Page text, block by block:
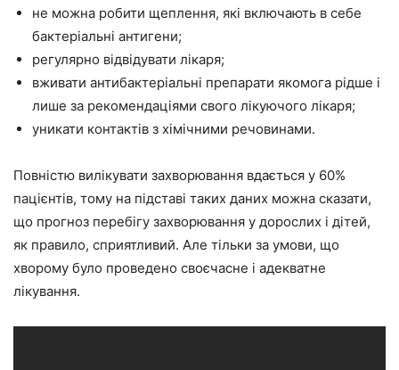
не можна робити щеплення, які включають в себе
бактеріальні антигени;
регулярно відвідувати лікаря;
вживати антибактеріальні препарати якомога рідше і
лише за рекомендаціями свого лікуючого лікаря;
уникати контактів з хімічними речовинами.
Повністю вилікувати захворювання вдається у 60%
пацієнтів, тому на підставі таких даних можна сказати,
що прогноз перебігу захворювання у дорослих і дітей,
як правило, сприятливий. Але тільки за умови, що
хворому було проведено своєчасне і адекватне
лікування.